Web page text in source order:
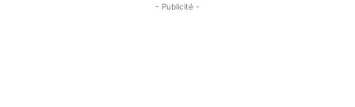
- Publicité -